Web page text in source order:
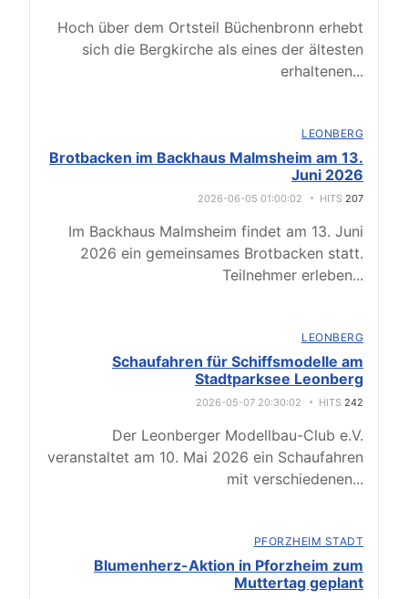
Hoch über dem Ortsteil Büchenbronn erhebt
sich die Bergkirche als eines der ältesten
erhaltenen...
LEONBERG
Brotbacken im Backhaus Malmsheim am 13.
Juni 2026
2026-06-05 01:00:02 HITS 207
Im Backhaus Malmsheim findet am 13. Juni
2026 ein gemeinsames Brotbacken statt.
Teilnehmer erleben...
LEONBERG
Schaufahren für Schiffsmodelle am
Stadtparksee Leonberg
2026-05-07 20:30:02 HITS 242
Der Leonberger Modellbau-Club e.V.
veranstaltet am 10. Mai 2026 ein Schaufahren
mit verschiedenen...
PFORZHEIM STADT
Blumenherz-Aktion in Pforzheim zum
Muttertag geplant